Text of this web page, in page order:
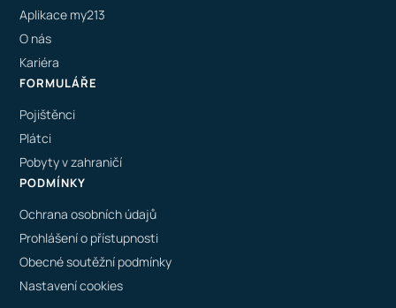
Aplikace my213
O nás
Kariéra
FORMULÁŘE
Pojištěnci
Plátci
Pobyty v zahraničí
PODMÍNKY
Ochrana osobních údajů
Prohlášení o přístupnosti
Obecné soutěžní podmínky
Nastavení cookies